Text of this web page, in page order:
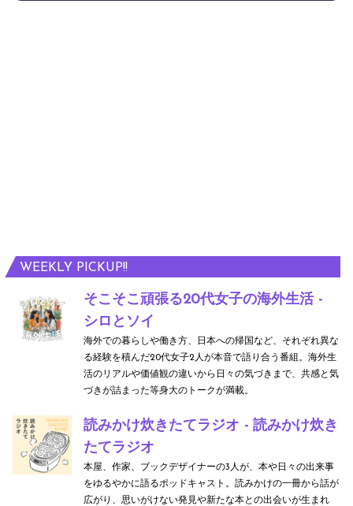
WEEKLY PICKUP!!
そこそこ頑張る20代女子の海外生活 -
シロとソイ
海外での暮らしや働き方、日本への帰国など、それぞれ異な
る経験を積んだ20代女子2人が本音で語り合う番組。海外生
活のリアルや価値観の違いから日々の気づきまで、共感と気
づきが詰まった等身大のトークが満載。
読みかけ炊きたてラジオ - 読みかけ炊き
たてラジオ
本屋、作家、ブックデザイナーの3人が、本や日々の出来事
をゆるやかに語るポッドキャスト。読みかけの一冊から話が
広がり、思いがけない発見や新たな本との出会いが生まれ